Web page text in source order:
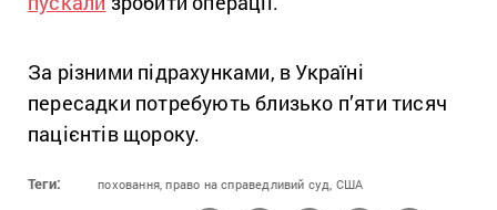
За різними підрахунками, в Україні
пересадки потребують близько п’яти тисяч
пацієнтів щороку.
Теги: поховання, право на справедливий суд, США